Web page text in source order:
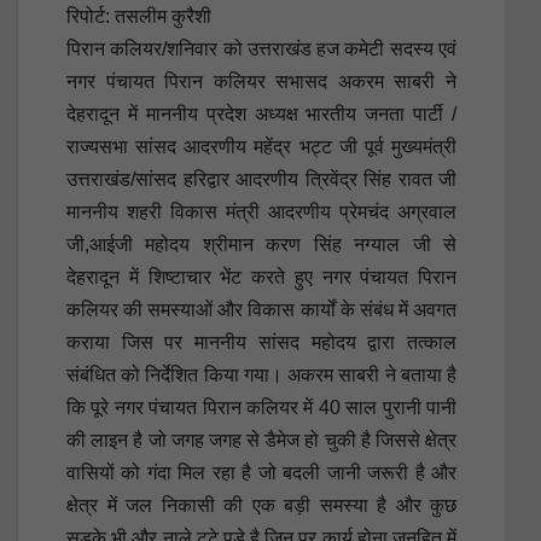
रिपोर्ट: तसलीम कुरैशी
पिरान कलियर/शनिवार को उत्तराखंड हज कमेटी सदस्य एवं
नगर पंचायत पिरान कलियर सभासद अकरम साबरी ने
देहरादून में माननीय प्रदेश अध्यक्ष भारतीय जनता पार्टी /
राज्यसभा सांसद आदरणीय महेंद्र भट्ट जी पूर्व मुख्यमंत्री
उत्तराखंड/सांसद हरिद्वार आदरणीय त्रिवेंद्र सिंह रावत जी
माननीय शहरी विकास मंत्री आदरणीय प्रेमचंद अग्रवाल
जी,आईजी महोदय श्रीमान करण सिंह नग्याल जी से
देहरादून में शिष्टाचार भेंट करते हुए नगर पंचायत पिरान
कलियर की समस्याओं और विकास कार्यों के संबंध में अवगत
कराया जिस पर माननीय सांसद महोदय द्वारा तत्काल
संबंधित को निर्देशित किया गया। अकरम साबरी ने बताया है
कि पूरे नगर पंचायत पिरान कलियर में 40 साल पुरानी पानी
की लाइन है जो जगह जगह से डैमेज हो चुकी है जिससे क्षेत्र
वासियों को गंदा मिल रहा है जो बदली जानी जरूरी है और
क्षेत्र में जल निकासी की एक बड़ी समस्या है और कुछ